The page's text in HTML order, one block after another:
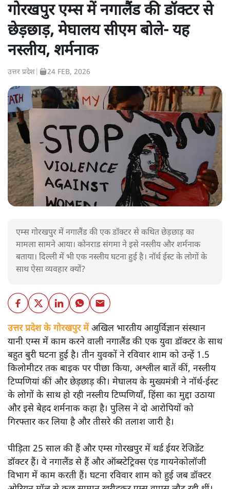
गोरखपुर एम्स में नगालैंड की डॉक्टर से
छेड़छाड़, मेघालय सीएम बोले- यह
नस्लीय, शर्मनाक
उत्तर प्रदेश 24 FEB, 2026
एम्स गोरखपुर में नगालैंड की एक डॉक्टर से कथित छेड़छाड़ का
मामला सामने आया। कोनराड संगमा ने इसे नस्लीय और शर्मनाक
बताया। दिल्ली में भी एक नस्लीय घटना हुई है। नॉर्थ ईस्ट के लोगों के
साथ ऐसा व्यवहार क्यों?
उत्तर प्रदेश के गोरखपुर मेंअखिल भारतीय आयुर्विज्ञान संस्थान
यानी एम्स में काम करने वाली नगालैंड की एक युवा डॉक्टर के साथ
बहुत बुरी घटना हुई है। तीन युवकों ने रविवार शाम को उन्हें 1.5
किलोमीटर तक बाइक पर पीछा किया, अश्लील बातें कीं, नस्लीय
टिप्पणियां कीं और छेड़छाड़ की। मेघालय के मुख्यमंत्री ने नॉर्थ-ईस्ट
के लोगों के साथ हो रही नस्लीय टिप्पणियाँ, हिंसा का मुद्दा उठाया
और इसे बेहद शर्मनाक कहा है। पुलिस ने दो आरोपियों को
गिरफ्तार कर लिया है और तीसरे की तलाश जारी है।
पीड़िता 25 साल की हैं और एम्स गोरखपुर में थर्ड ईयर रेजिडेंट
डॉक्टर हैं। वे नगालैंड से हैं और ऑब्स्टेट्रिक्स एंड गायनेकोलॉजी
विभाग में काम करती हैं। घटना रविवार शाम को हुई जब डॉक्टर